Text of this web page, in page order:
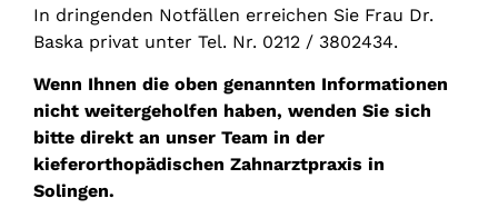
In dringenden Notfällen erreichen Sie Frau Dr.
Baska privat unter Tel. Nr. 0212 / 3802434.
Wenn Ihnen die oben genannten Informationen
nicht weitergeholfen haben, wenden Sie sich
bitte direkt an unser Team in der
kieferorthopädischen Zahnarztpraxis in
Solingen.